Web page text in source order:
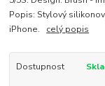
Popis: Stylový
iPhone. celý popis
Dostupnost